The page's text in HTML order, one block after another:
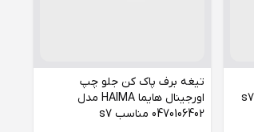
تیغه برف پاک کن جلو چپ
اورجینال هایما HAIMA مدل
0470106402 مناسب s7